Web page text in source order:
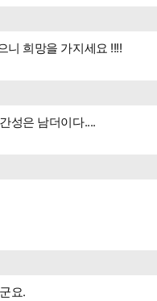
니 희망을 가지세요 !!!!
성은 남더이다....
요.